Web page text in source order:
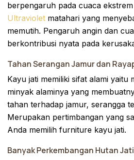
berpengaruh pada cuaca
Ultraviolet matahari yang
memutih. Pengaruh angin dan
berkontribusi nyata pada
Tahan Serangan Jamur dan
Kayu jati memiliki sifat alami yaitu
minyak alaminya yang
tahan terhadap jamur, serangga
Merupakan pertimbangan yang
Anda memilih furniture kayu jati.
Banyak Perkembangan Hutan Jati